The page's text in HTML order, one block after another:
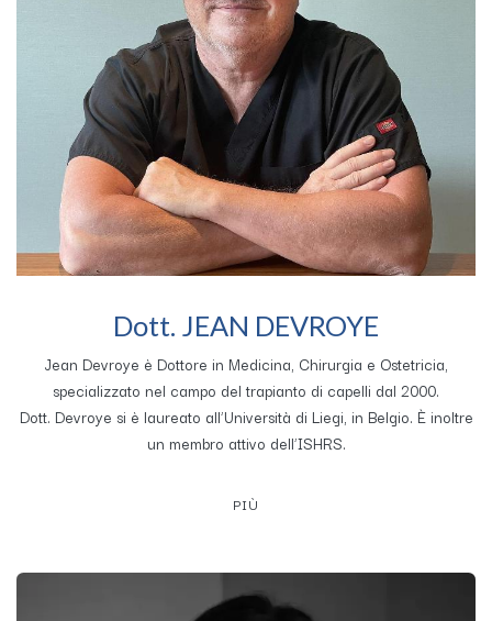
Dott. JEAN DEVROYE
Jean Devroye è Dottore in Medicina, Chirurgia e Ostetricia,
specializzato nel campo del trapianto di capelli dal 2000.
Dott. Devroye si è laureato all’Università di Liegi, in Belgio. È inoltre
un membro attivo dell’ISHRS.
PIÙ